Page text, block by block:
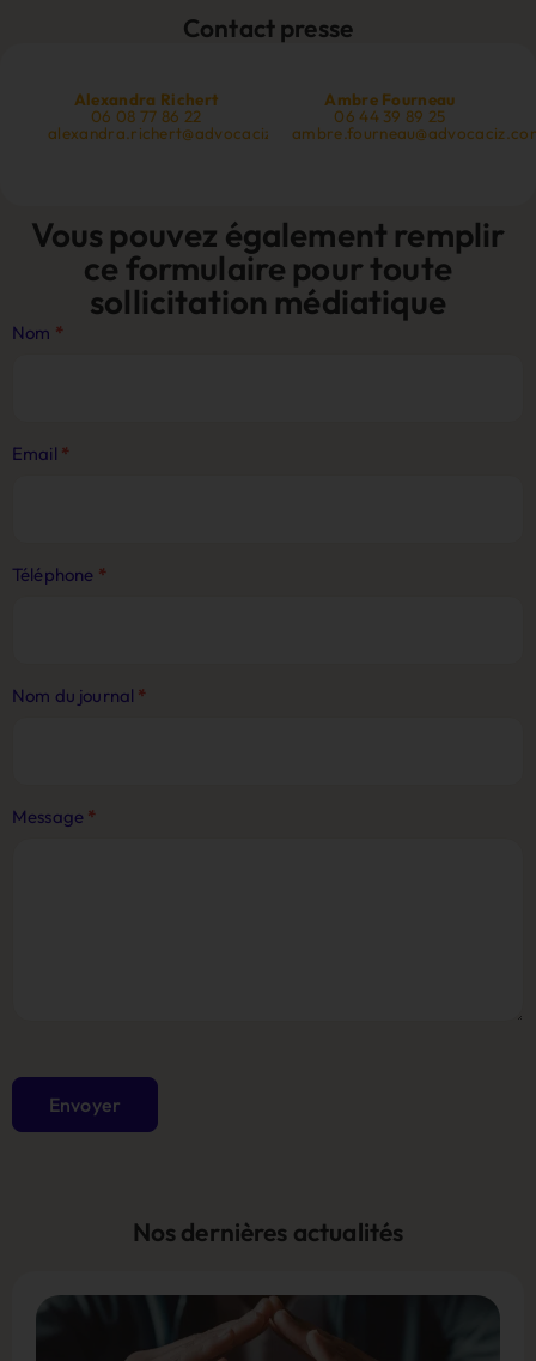
Contact presse
Alexandra Richert
06 08 77 86 22
alexandra.richert@advocaciz.com
Ambre Fourneau
06 44 39 89 25
Vous pouvez également remplir
ce formulaire pour toute
sollicitation médiatique
Contact
Nom *
Email *
Téléphone *
Nom du journal *
Message *
Envoyer
Nos dernières actualités